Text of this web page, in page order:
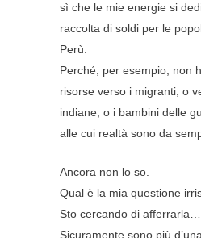
sì che le mie energie si
raccolta di soldi per le
Perù.
Perché, per esempio, non
risorse verso i migranti, o
indiane, o i bambini delle
alle cui realtà sono da
Ancora non lo so.
Qual è la mia questione
Sto cercando di afferrarla…
Sicuramente sono più d’una.